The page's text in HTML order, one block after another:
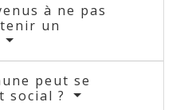
à ne pas
un
peut se
social ?